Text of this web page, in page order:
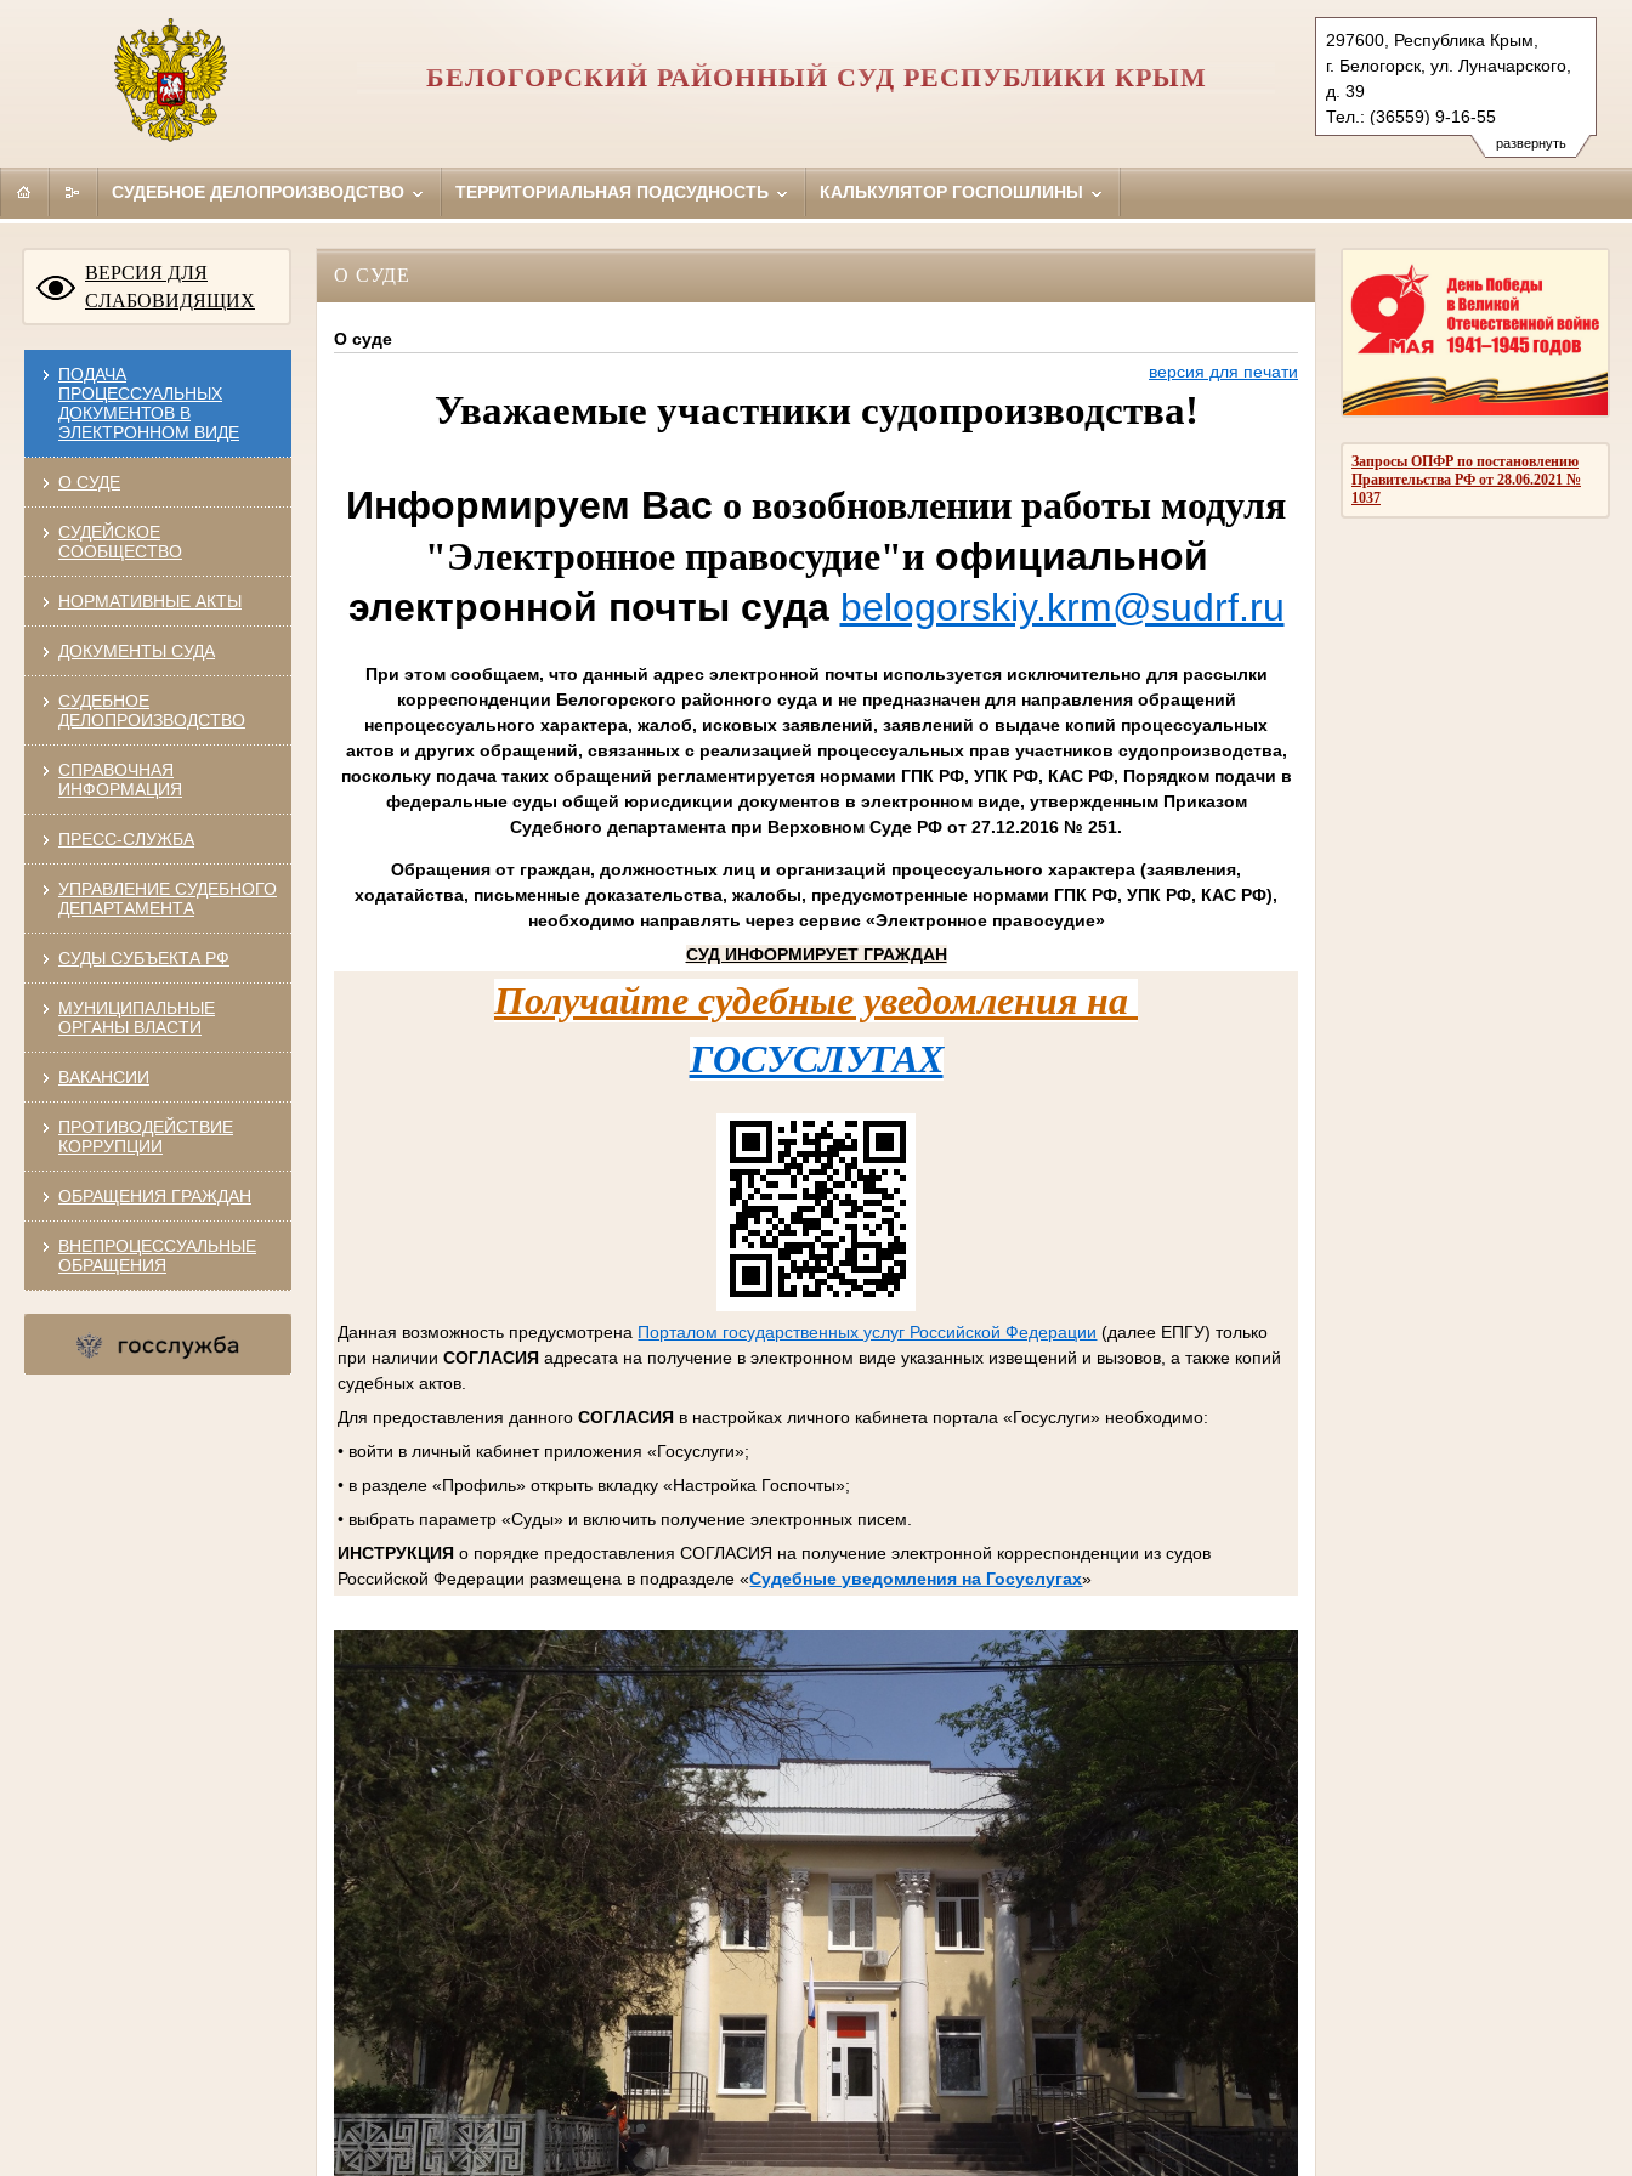
развернуть
297600, Республика Крым,
г. Белогорск, ул. Луначарского,
д. 39
Тел.: (36559) 9-16-55
belogorskiy.krm@sudrf.ru
БЕЛОГОРСКИЙ РАЙОННЫЙ СУД РЕСПУБЛИКИ КРЫМ
СУДЕБНОЕ ДЕЛОПРОИЗВОДСТВО ТЕРРИТОРИАЛЬНАЯ ПОДСУДНОСТЬ КАЛЬКУЛЯТОР ГОСПОШЛИНЫ
ВЕРСИЯ ДЛЯ
СЛАБОВИДЯЩИХ
ПОДАЧА
ПРОЦЕССУАЛЬНЫХ
ДОКУМЕНТОВ В
ЭЛЕКТРОННОМ ВИДЕ
О СУДЕ
СУДЕЙСКОЕ
СООБЩЕСТВО
НОРМАТИВНЫЕ АКТЫ
ДОКУМЕНТЫ СУДА
СУДЕБНОЕ
ДЕЛОПРОИЗВОДСТВО
СПРАВОЧНАЯ
ИНФОРМАЦИЯ
ПРЕСС-СЛУЖБА
УПРАВЛЕНИЕ СУДЕБНОГО
ДЕПАРТАМЕНТА
СУДЫ СУБЪЕКТА РФ
МУНИЦИПАЛЬНЫЕ
ОРГАНЫ ВЛАСТИ
ВАКАНСИИ
ПРОТИВОДЕЙСТВИЕ
КОРРУПЦИИ
ОБРАЩЕНИЯ ГРАЖДАН
ВНЕПРОЦЕССУАЛЬНЫЕ
ОБРАЩЕНИЯ
Запросы ОПФР по постановлению
Правительства РФ от 28.06.2021 №
1037
О СУДЕ
О суде
версия для печати
Уважаемые участники судопроизводства!
Информируем Вас о возобновлении работы модуля
"Электронное правосудие"иофициальной
электронной почты суда belogorskiy.krm@sudrf.ru
При этом сообщаем, что данный адрес электронной почты используется исключительно для рассылки
корреспонденции Белогорского районного суда и не предназначен для направления обращений
непроцессуального характера, жалоб, исковых заявлений, заявлений о выдаче копий процессуальных
актов и других обращений, связанных с реализацией процессуальных прав участников судопроизводства,
поскольку подача таких обращений регламентируется нормами ГПК РФ, УПК РФ, КАС РФ, Порядком подачи в
федеральные суды общей юрисдикции документов в электронном виде, утвержденным Приказом
Судебного департамента при Верховном Суде РФ от 27.12.2016 № 251.
Обращения от граждан, должностных лиц и организаций процессуального характера (заявления,
ходатайства, письменные доказательства, жалобы, предусмотренные нормами ГПК РФ, УПК РФ, КАС РФ),
необходимо направлять через сервис «Электронное правосудие»
СУД ИНФОРМИРУЕТ ГРАЖДАН
Получайте судебные уведомления на
ГОСУСЛУГАХ
Данная возможность предусмотрена Порталом государственных услуг Российской Федерации (далее ЕПГУ) только
при наличииСОГЛАСИЯ адресата на получение в электронном виде указанных извещений и вызовов, а также копий
судебных актов.
Для предоставления данногоСОГЛАСИЯ в настройках личного кабинета портала «Госуслуги» необходимо:
• войти в личный кабинет приложения «Госуслуги»;
• в разделе «Профиль» открыть вкладку «Настройка Госпочты»;
• выбрать параметр «Суды» и включить получение электронных писем.
ИНСТРУКЦИЯ о порядке предоставления СОГЛАСИЯ на получение электронной корреспонденции из судов
Российской Федерации размещена в подразделе «Судебные уведомления на Госуслугах»